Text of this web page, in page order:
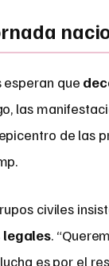
esperan que
las
de las
civiles
.
es por el